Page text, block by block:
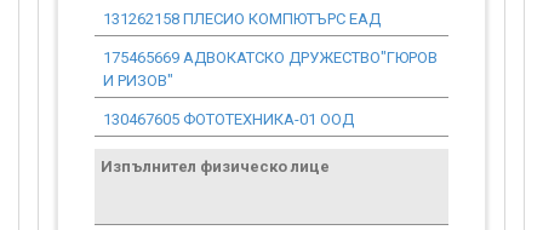
131262158 ПЛЕСИО КОМПЮТЪРС ЕАД
175465669 АДВОКАТСКО ДРУЖЕСТВО"ГЮРОВ
И РИЗОВ"
130467605 ФОТОТЕХНИКА-01 ООД
Изпълнител физическо лице